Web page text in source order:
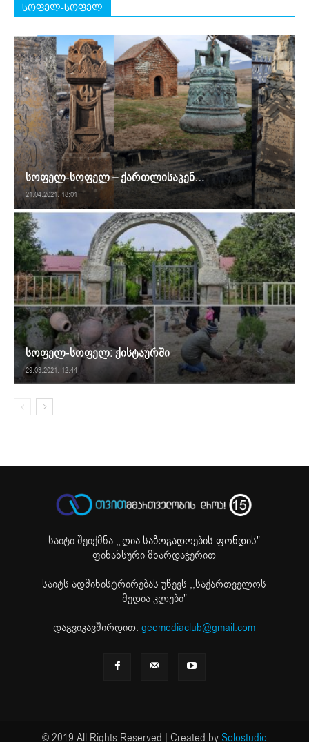
სოფელ-სოფელ
სოფელ-სოფელ – ქართლისაკენ…
21.04.2021. 18:01
სოფელ-სოფელ: ქისტაურში
29.03.2021. 12:44
საიტი შეიქმნა ,„ღია საზოგადოების ფონდის"
ფინანსური მხარდაჭერით
საიტს ადმინისტრირებას უწევს ,,საქართველოს
მედია კლუბი"
დაგვიკავშირდით:geomediaclub@gmail.com
© 2019 All Rights Reserved | Created bySolostudio